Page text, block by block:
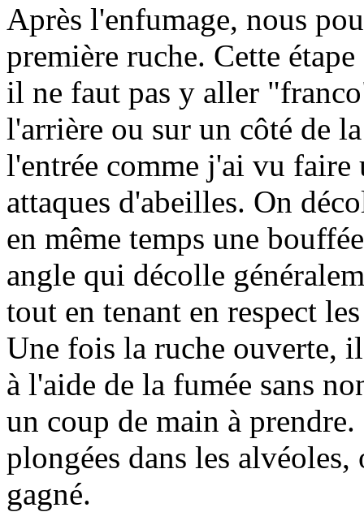
Après l'enfumage, nous
première ruche. Cette
il ne faut pas y aller
l'arrière ou sur un côté de
l'entrée comme j'ai vu faire
attaques d'abeilles. On
en même temps une
angle qui décolle
tout en tenant en respect
Une fois la ruche ouverte,
à l'aide de la fumée sans
un coup de main à
plongées dans les
gagné.